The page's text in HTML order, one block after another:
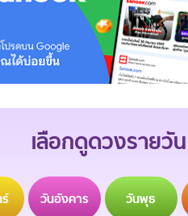
เลือกดูดวงรายวั
วันอังคาร วันพุธ